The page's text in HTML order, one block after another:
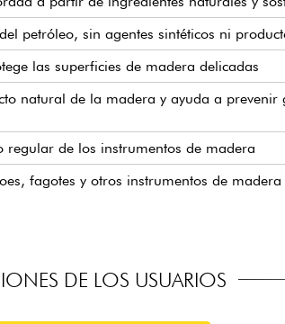
petróleo, sin agentes sintéticos ni
las superficies de madera delicadas
natural de la madera y ayuda a
regular de los instrumentos de madera
fagotes y otros instrumentos de madera
DE LOS USUARIOS